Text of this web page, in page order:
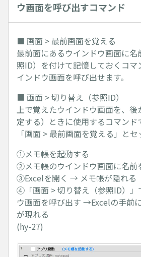
ウ画面を呼び出すコマンド
■ 画面 > 最前画面を覚える
最前面にあるウインドウ画面に
照ID）を付けて記憶しておくコマ
インドウ画面を呼び出せます。
■ 画面 > 切り替え（参照ID）
上で覚えたウインドウ画面を、後
定する）ときに使用するコマンド
「画面 > 最前画面を覚える」とセ
①メモ帳を起動する
②メモ帳のウインドウ画面に名前
③Excelを開く → メモ帳が隠れる
④「画面 > 切り替え（参照ID）」
ウ画面を呼び出す →Excelの手前
が現れる
(hy-27)